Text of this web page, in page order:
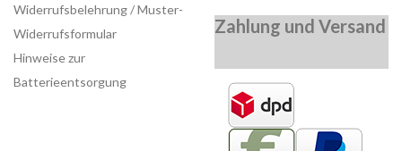
Widerrufsbelehrung / Muster-
Widerrufsformular
Hinweise zur
Batterieentsorgung
Zahlung und Versand